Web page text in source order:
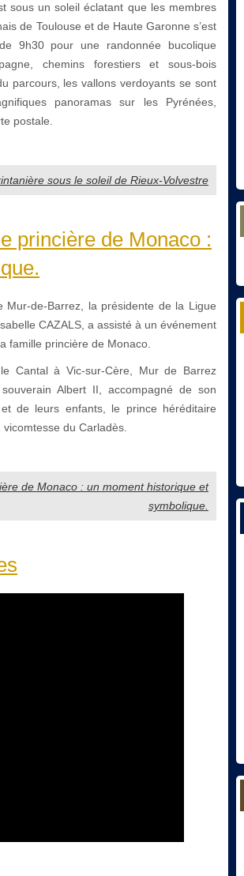
sous un soleil éclatant que les membres
de Toulouse et de Haute Garonne s’est
9h30 pour une randonnée bucolique
chemins forestiers et sous-bois
parcours, les vallons verdoyants se sont
panoramas sur les Pyrénées,
postale.
sous le soleil de Rieux-Volvestre
princière de Monaco :
Mur-de-Barrez, la présidente de la Ligue
CAZALS, a assisté à un événement
famille princière de Monaco.
Cantal à Vic-sur-Cère, Mur de Barrez
Albert II, accompagné de son
de leurs enfants, le prince héréditaire
du Carladès.
de Monaco : un moment historique et
symbolique.